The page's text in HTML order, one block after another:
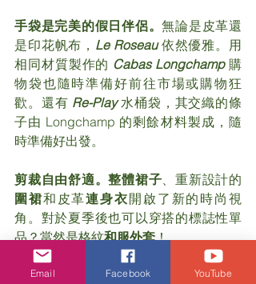
手袋是完美的假日伴侶。無論是皮革還
是印花帆布， Le Roseau 依然優雅。用
相同材質製作的 Cabas Longchamp 購
物袋也隨時準備好前往市場或購物狂
歡。還有 Re-Play 水桶袋，其交織的條
子由 Longchamp 的剩餘材料製成，隨
時準備好出發。
剪裁自由舒適。整體裙子、重新設計的
圍裙和皮革連身衣開啟了新的時尚視
角。對於夏季後也可以穿搭的標誌性單
品？當然是格紋和服外套！
LONGCHAMP PARIS 2025優先看:
Email Facebook YouTube